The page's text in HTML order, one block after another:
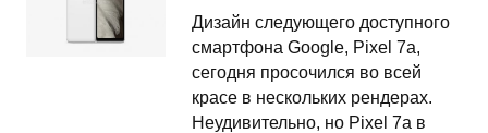
Дизайн следующего доступного
смартфона Google, Pixel 7a,
сегодня просочился во всей
красе в нескольких рендерах.
Неудивительно, но Pixel 7a в